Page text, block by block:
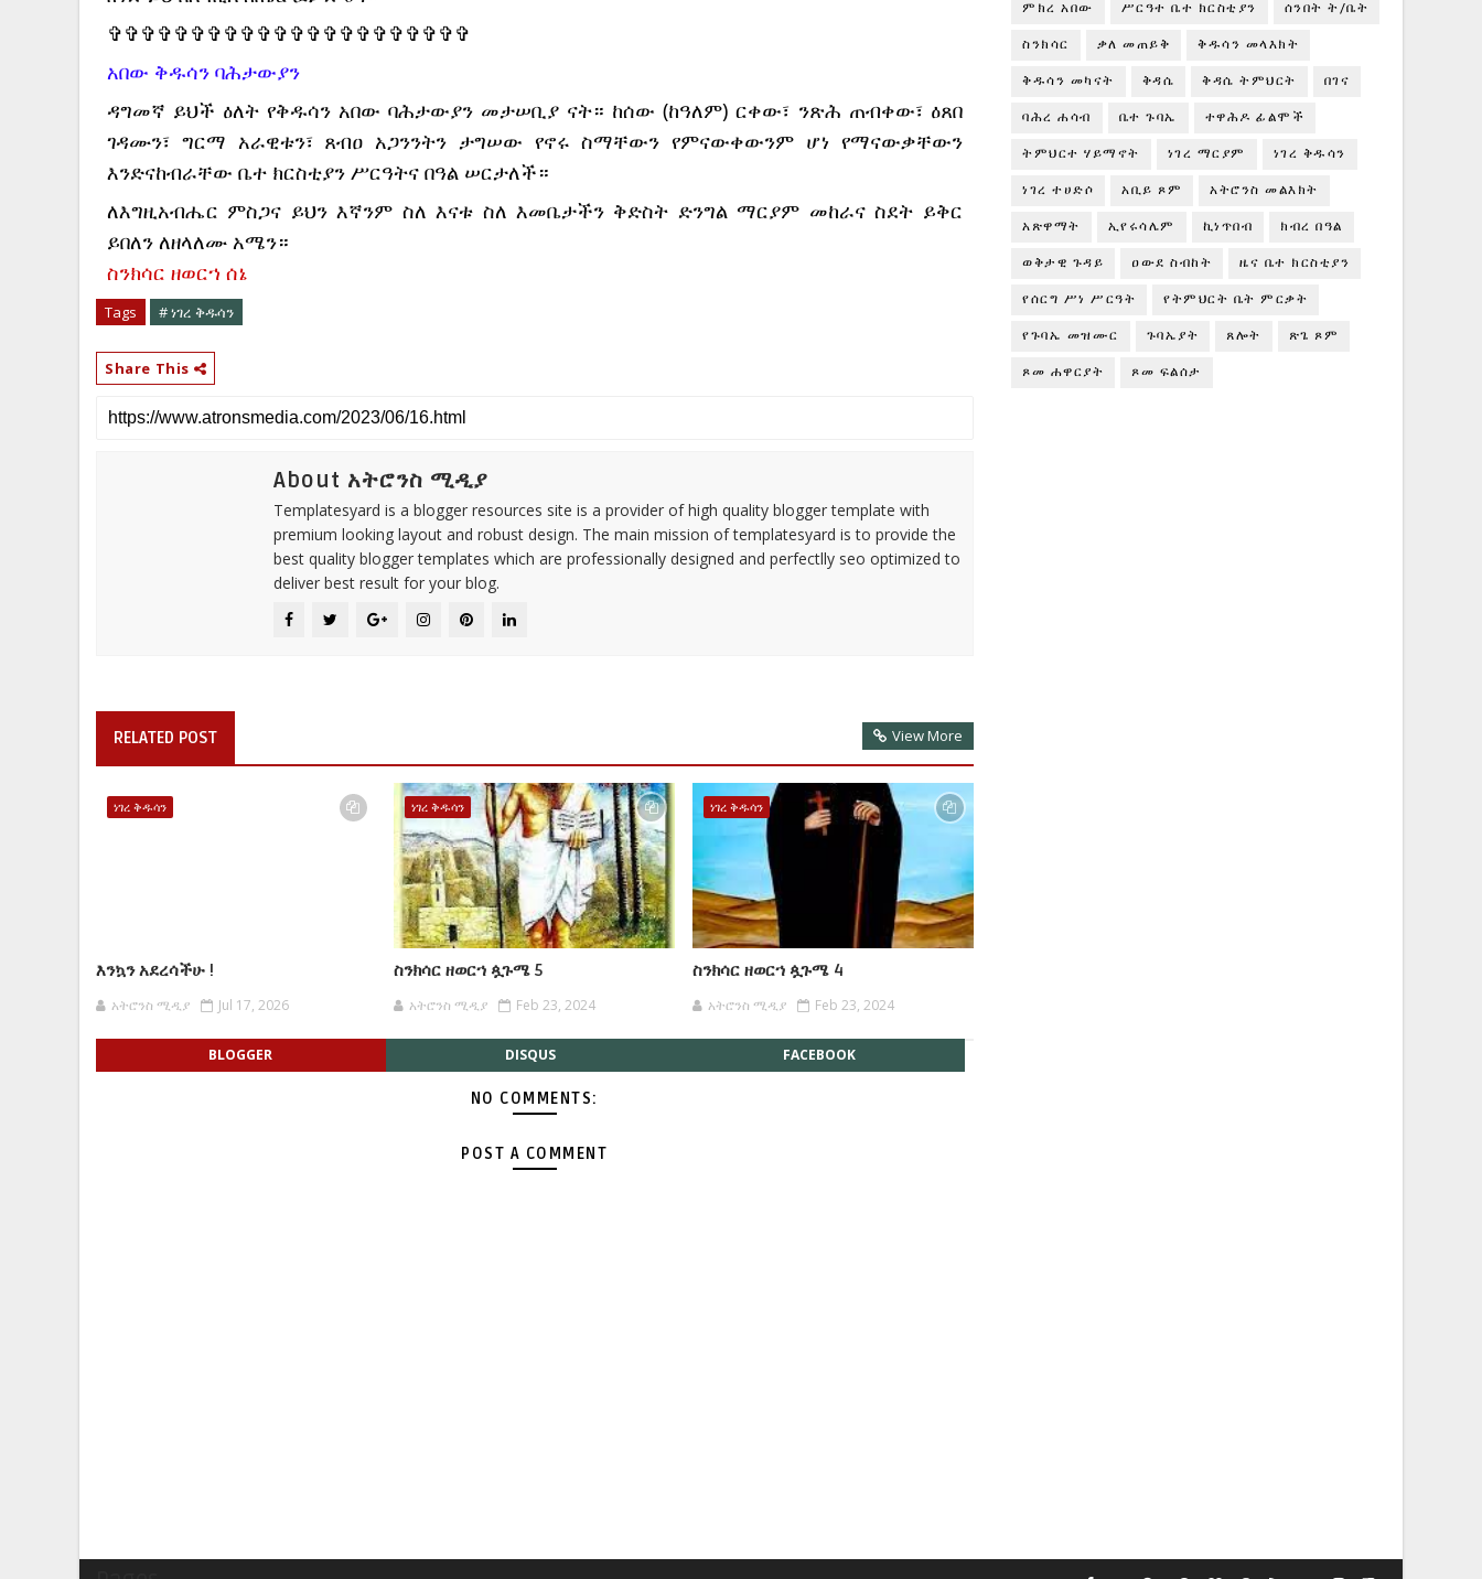
✞✞✞✞✞✞✞✞✞✞✞✞✞✞✞✞✞✞✞✞✞✞
አበው ቅዱሳን ባሕታውያን
ዳግመኛ ይህች ዕለት የቅዱሳን አበው ባሕታውያን መታሠቢያ ናት። ከሰው (ከዓለም) ርቀው፣ ንጽሕ ጠብቀው፣ ዕጸበ
ገዳሙን፣ ግርማ አራዊቱን፣ ጸብዐ አጋንንትን ታግሠው የኖሩ ስማቸውን የምናውቀውንም ሆነ የማናውቃቸውን
እንድናከብራቸው ቤተ ክርስቲያን ሥርዓትና በዓል ሠርታለች።
ለእግዚአብሔር ምስጋና ይህን እኛንም ስለ እናቱ ስለ እመቤታችን ቅድስት ድንግል ማርያም መከራና ስደት ይቅር
ይበለን ለዘላለሙ አሜን።
ስንክሳር ዘወርኀ ሰኔ
Tags # ነገረ ቅዱሳን
Share This
About አትሮንስ ሚዲያ
Templatesyard is a blogger resources site is a provider of high quality blogger template with
premium looking layout and robust design. The main mission of templatesyard is to provide the
best quality blogger templates which are professionally designed and perfectlly seo optimized to
deliver best result for your blog.
RELATED POST View More
ነገረ ቅዱሳን
እንኳን አደረሳችሁ !
አትሮንስ ሚዲያ Jul 17, 2026
ነገረ ቅዱሳን
ስንክሳር ዘወርኀ ጷጉሜ 5
አትሮንስ ሚዲያ Feb 23, 2024
ነገረ ቅዱሳን
ስንክሳር ዘወርኀ ጷጉሜ 4
አትሮንስ ሚዲያ Feb 23, 2024
BLOGGER DISQUS FACEBOOK
NO COMMENTS:
POST A COMMENT
ምክረ አበው ሥርዓተ ቤተ ክርስቲያን ሰንበት ት/ቤት
ስንክሳር ቃለ መጠይቅ ቅዱሳን መላእክት
ቅዱሳን መካናት ቅዳሴ ቅዳሴ ትምህርት በገና
ባሕረ ሐሳብ ቤተ ጉባኤ ተዋሕዶ ፊልሞች
ትምህርተ ሃይማኖት ነገረ ማርያም ነገረ ቅዱሳን
ነገረ ተሀድሶ አቢይ ጾም አትሮንስ መልእክት
አጽዋማት ኢየሩሳሌም ኪነጥበብ ክብረ በዓል
ወቅታዊ ጉዳይ ዐውደ ስብከት ዜና ቤተ ክርስቲያን
የሰርግ ሥነ ሥርዓት የትምህርት ቤት ምርቃት
የጉባኤ መዝሙር ጉባኤያት ጸሎት ጽጌ ጾም
ጾመ ሐዋርያት ጾመ ፍልሰታ